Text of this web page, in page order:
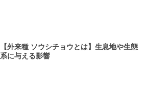
【外来種 ソウシチョウとは】生息地や生態
系に与える影響